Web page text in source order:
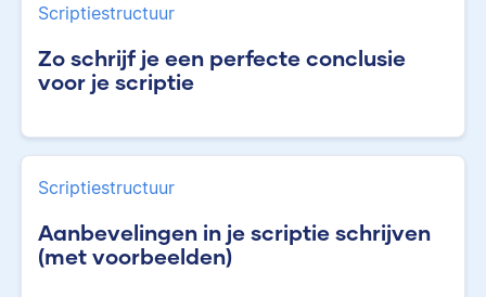
Scriptiestructuur
Zo schrijf je een perfecte conclusie
voor je scriptie
Scriptiestructuur
Aanbevelingen in je scriptie schrijven
(met voorbeelden)